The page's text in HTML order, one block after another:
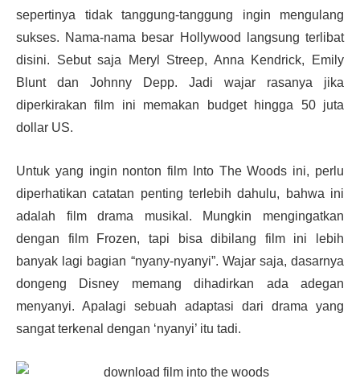
sepertinya tidak tanggung-tanggung ingin mengulang
sukses. Nama-nama besar Hollywood langsung terlibat
disini. Sebut saja Meryl Streep, Anna Kendrick, Emily
Blunt dan Johnny Depp. Jadi wajar rasanya jika
diperkirakan film ini memakan budget hingga 50 juta
dollar US.
Untuk yang ingin nonton film Into The Woods ini, perlu
diperhatikan catatan penting terlebih dahulu, bahwa ini
adalah film drama musikal. Mungkin mengingatkan
dengan film Frozen, tapi bisa dibilang film ini lebih
banyak lagi bagian “nyany-nyanyi”. Wajar saja, dasarnya
dongeng Disney memang dihadirkan ada adegan
menyanyi. Apalagi sebuah adaptasi dari drama yang
sangat terkenal dengan ‘nyanyi’ itu tadi.